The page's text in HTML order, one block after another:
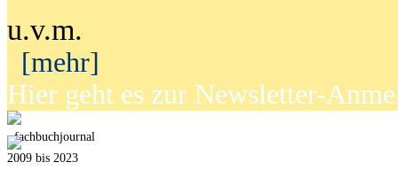
u.v.m.
[mehr]
Hier geht es zur Newsletter-
fachbuchjournal
2009 bis 2023